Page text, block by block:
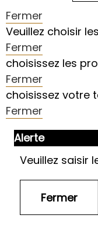
Fermer
Veuillez choisir
Fermer
choisissez les
Fermer
choisissez votre
Fermer
Alerte
Veuillez saisir